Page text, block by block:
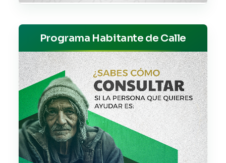
Programa Habitante de Calle